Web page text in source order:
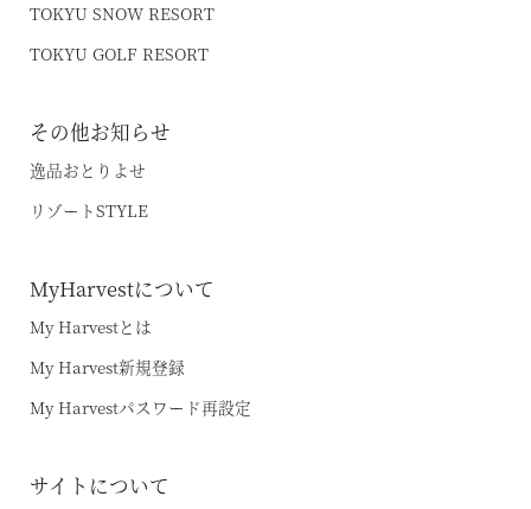
TOKYU SNOW RESORT
TOKYU GOLF RESORT
その他お知らせ
逸品おとりよせ
リゾートSTYLE
MyHarvestについて
My Harvestとは
My Harvest新規登録
My Harvestパスワード再設定
サイトについて